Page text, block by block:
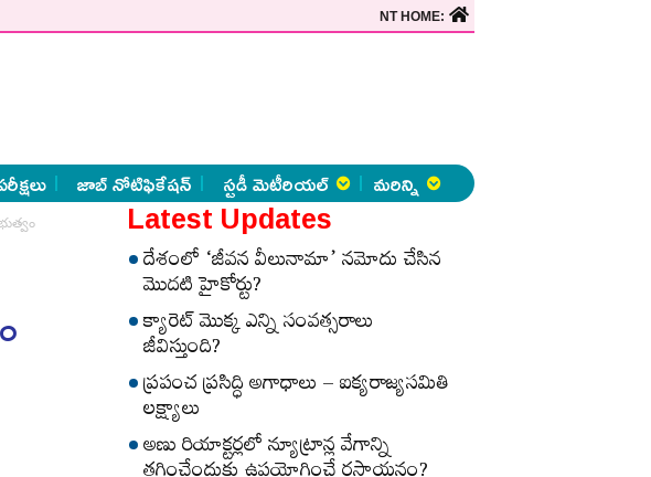
NT HOME:
జాబ్ నోటిఫికేషన్ స్టడీ మెటీరియల్ మరిన్ని
Latest Updates
దేశంలో ‘జీవన వీలునామా’ నమోదు చేసిన
మొదటి హైకోర్టు?
క్యారెట్‌ మొక్క ఎన్ని సంవత్సరాలు
జీవిస్తుంది?
ప్రపంచ ప్రసిద్ధి అగాధాలు – ఐక్యరాజ్యసమితి
లక్ష్యాలు
అణు రియాక్టర్లలో న్యూట్రాన్ల వేగాన్ని